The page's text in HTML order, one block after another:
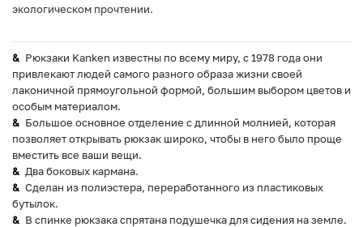
экологическом прочтении.
Рюкзаки Kanken известны по всему миру, с 1978 года они
привлекают людей самого разного образа жизни своей
лаконичной прямоугольной формой, большим выбором цветов и
особым материалом.
Большое основное отделение с длинной молнией, которая
позволяет открывать рюкзак широко, чтобы в него было проще
вместить все ваши вещи.
Два боковых кармана.
Сделан из полиэстера, переработанного из пластиковых
бутылок.
В спинке рюкзака спрятана подушечка для сидения на земле.